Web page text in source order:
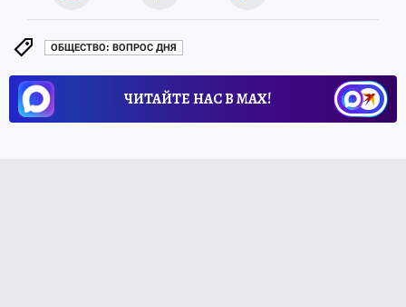
ОБЩЕСТВО: ВОПРОС ДНЯ
ЧИТАЙТЕ НАС В МАХ!